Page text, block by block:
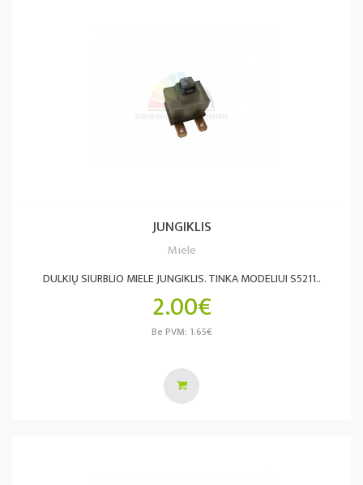
JUNGIKLIS
Miele
DULKIŲ SIURBLIO MIELE JUNGIKLIS. TINKA MODELIUI S5211..
2.00€
Be PVM: 1.65€